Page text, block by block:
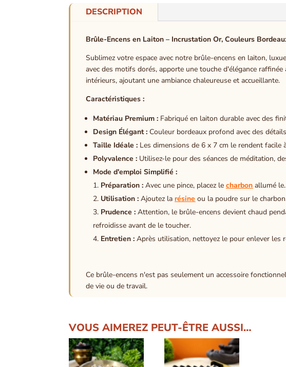
DESCRIPTION
Brûle-Encens en Laiton – Incrustation Or, Couleurs
Sublimez votre espace avec notre brûle-encens en laiton,
avec des motifs dorés, apporte une touche d'élégance
intérieurs, ajoutant une ambiance chaleureuse et accueillante.
Caractéristiques :
Matériau Premium : Fabriqué en laiton durable avec des
Design Élégant : Couleur bordeaux profond avec des
Taille Idéale : Les dimensions de 6 x 7 cm le rendent
Polyvalence : Utilisez-le pour des séances de méditation,
Mode d'emploi Simplifié :
Préparation : Avec une pince, placez lecharbon allumé le.
Utilisation : Ajoutez la résine ou la poudre sur le
Prudence : Attention, le brûle-encens devient chaud
refroidisse avant de le toucher.
Entretien : Après utilisation, nettoyez le pour enlever les
Ce brûle-encens n'est pas seulement un accessoire
de vie ou de travail.
VOUS AIMEREZ PEUT-ÊTRE AUSSI…